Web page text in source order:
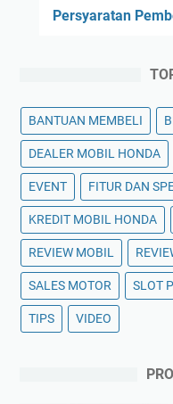
Persyaratan
BANTUAN MEMBELI
DEALER MOBIL HONDA
EVENT FITUR DAN
KREDIT MOBIL HONDA
REVIEW MOBIL
SALES MOTOR SLOT
TIPS VIDEO